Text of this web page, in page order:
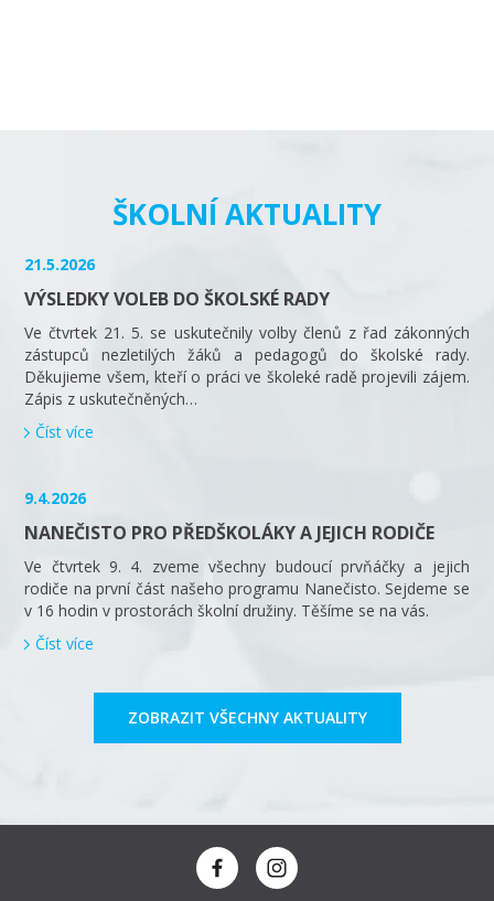
ŠKOLNÍ AKTUALITY
21.5.2026
VÝSLEDKY VOLEB DO ŠKOLSKÉ RADY
Ve čtvrtek 21. 5. se uskutečnily volby členů z řad zákonných
zástupců nezletilých žáků a pedagogů do školské rady.
Děkujieme všem, kteří o práci ve školeké radě projevili zájem.
Zápis z uskutečněných…
Číst více
9.4.2026
NANEČISTO PRO PŘEDŠKOLÁKY A JEJICH RODIČE
Ve čtvrtek 9. 4. zveme všechny budoucí prvňáčky a jejich
rodiče na první část našeho programu Nanečisto. Sejdeme se
v 16 hodin v prostorách školní družiny. Těšíme se na vás.
Číst více
ZOBRAZIT VŠECHNY AKTUALITY